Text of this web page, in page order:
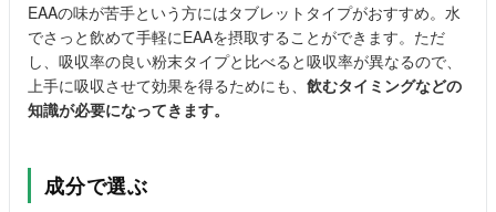
EAAの味が苦手という方にはタブレットタイプがおすすめ。水
でさっと飲めて手軽にEAAを摂取することができます。ただ
し、吸収率の良い粉末タイプと比べると吸収率が異なるので、
上手に吸収させて効果を得るためにも、 飲むタイミングなどの
知識が必要になってきます。
成分で選ぶ